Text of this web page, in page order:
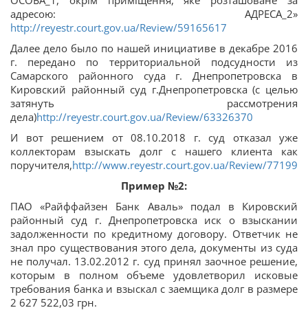
адресою: АДРЕСА_2»
http://reyestr.court.gov.ua/Review/59165617
Далее дело было по нашей инициативе в декабре 2016
г. передано по территориальной подсудности из
Самарского районного суда г. Днепропетровска в
Кировский районный суд г.Днепропетровска (с целью
затянуть рассмотрения
дела)http://reyestr.court.gov.ua/Review/63326370
И вот решением от 08.10.2018 г. суд отказал уже
коллекторам взыскать долг с нашего клиента как
поручителя,http://www.reyestr.court.gov.ua/Review/
Пример №2:
ПАО «Райффайзен Банк Аваль» подал в Кировский
районный суд г. Днепропетровска иск о взыскании
задолженности по кредитному договору. Ответчик не
знал про существования этого дела, документы из суда
не получал. 13.02.2012 г. суд принял заочное решение,
которым в полном объеме удовлетворил исковые
требования банка и взыскал с заемщика долг в размере
2 627 522,03 грн.